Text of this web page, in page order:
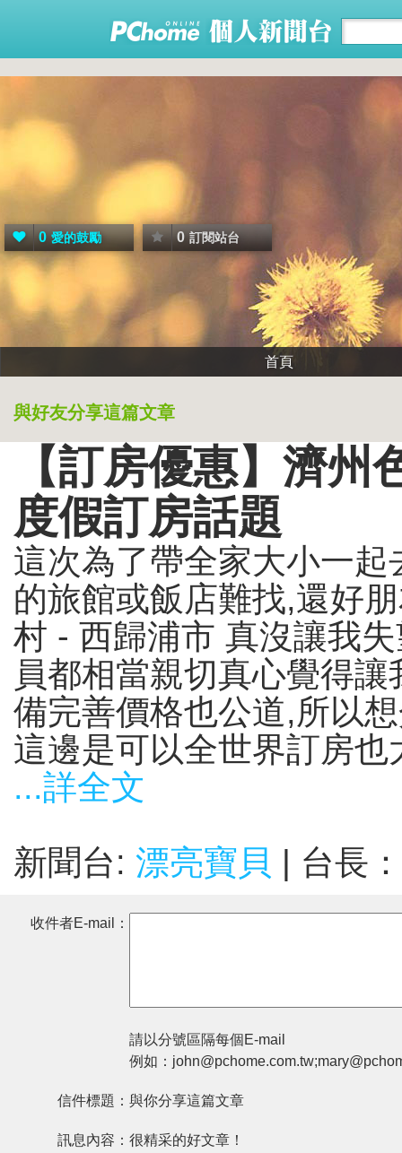
0 愛的鼓勵 0 訂閱站台
首頁
與好友分享這篇文章
【訂房優惠】濟
度假訂房話題
這次為了帶全家大小一
的旅館或飯店難找,還好
村 - 西歸浦市 真沒讓我
員都相當親切真心覺得
備完善價格也公道,所以
這邊是可以全世界訂房也
...詳全文
新聞台: 漂亮寶貝 | 台長：
收件者E-mail：
請以分號區隔每個E-mail
例如：
信件標題： 與你分享這篇文章
訊息內容： 很精采的好文章！